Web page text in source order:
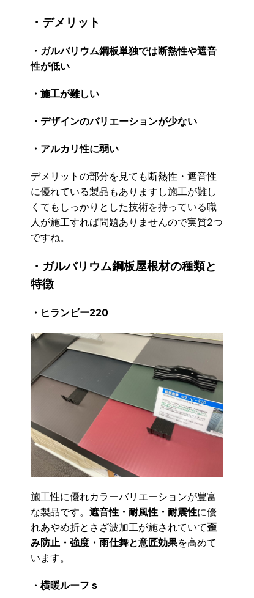
・デメリット
・ガルバリウム鋼板単独では断熱性や遮音
性が低い
・施工が難しい
・デザインのバリエーションが少ない
・アルカリ性に弱い
デメリットの部分を見ても断熱性・遮音性
に優れている製品もありますし施工が難し
くてもしっかりとした技術を持っている職
人が施工すれば問題ありませんので実質2つ
ですね。
・ガルバリウム鋼板屋根材の種類と
特徴
・ヒランビー220
施工性に優れカラーバリエーションが豊富
な製品です。 遮音性・耐風性・耐震性に優
れあやめ折とさざ波加工が施されていて歪
み防止・強度・雨仕舞と意匠効果を高めて
います。
・横暖ルーフｓ